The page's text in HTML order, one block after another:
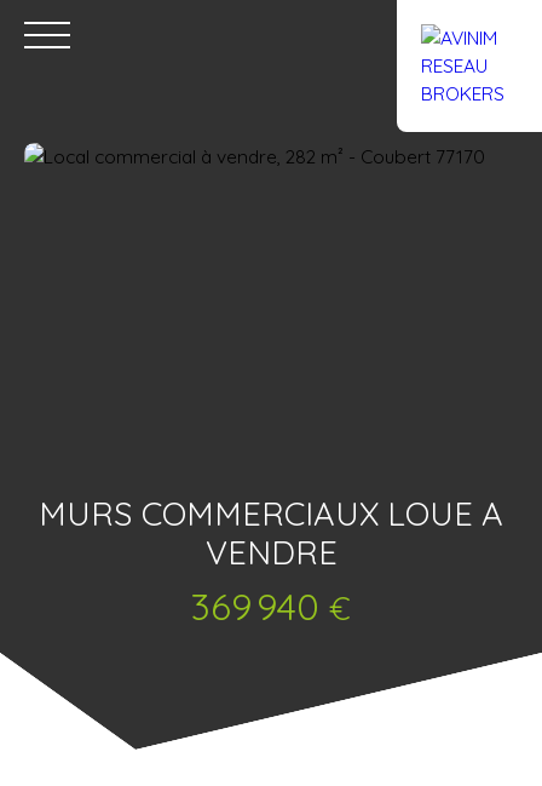
MURS COMMERCIAUX LOUE A
VENDRE
369 940 €